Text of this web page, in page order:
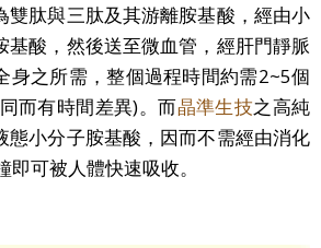
雙肽與三肽及其游離胺基酸，經由小
基酸，然後送至微血管，經肝門靜脈
身之所需，整個過程時間約需2~5個
而有時間差異)。而晶準生技之高純
態小分子胺基酸，因而不需經由消化
可被人體快速吸收。